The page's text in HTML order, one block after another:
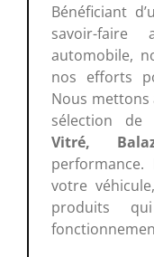
Bénéficiant
savoir-
automobile,
nos efforts
Nous
sélection de
Vitré,
votre
produits